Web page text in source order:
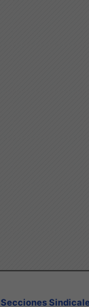
Secciones